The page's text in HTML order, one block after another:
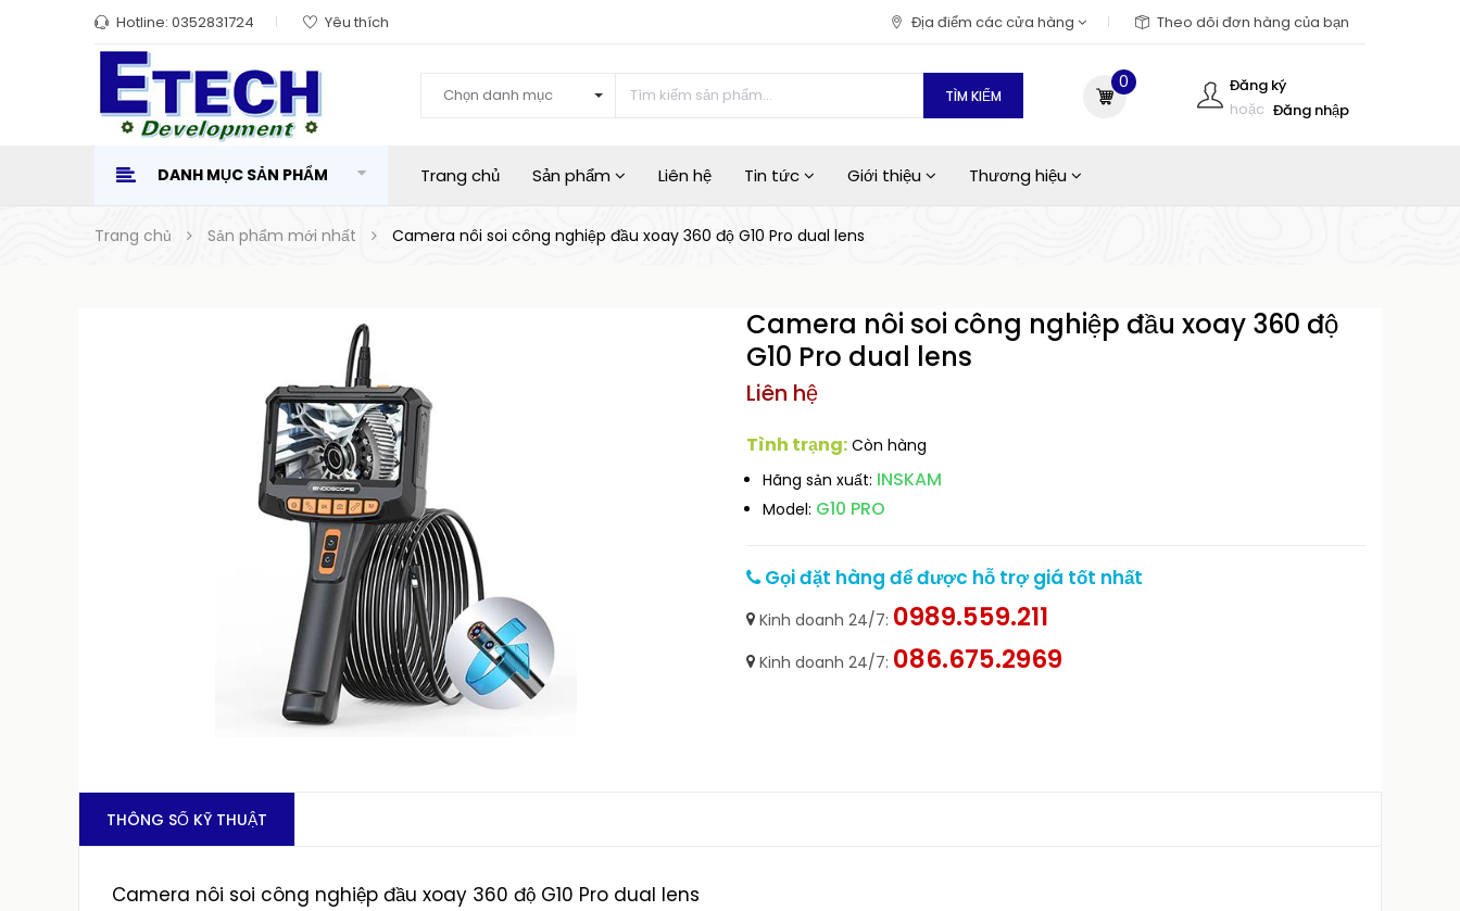
Hotline: 0352831724 Yêu thích Địa điểm các cửa hàng Theo dõi đơn hàng của bạn
Chọn danh mục TÌM KIẾM
Đăng ký
hoặc Đăng nhập
0
DANH MỤC SẢN PHẨM Trang chủ Sản phẩm Liên hệ Tin tức Giới thiệu Thương hiệu
Trang chủ Sản phẩm mới nhất Camera nôi soi công nghiệp đầu xoay 360 độ G10 Pro dual lens
Camera nôi soi công nghiệp đầu xoay 360 độ
G10 Pro dual lens
Liên hệ
Tình trạng: Còn hàng
Hãng sản xuất: INSKAM
Model: G10 PRO
Gọi đặt hàng để được hỗ trợ giá tốt nhất
Kinh doanh 24/7: 0989.559.211
Kinh doanh 24/7: 086.675.2969
THÔNG SỐ KỸ THUẬT
Camera nôi soi công nghiệp đầu xoay 360 độ G10 Pro dual lens